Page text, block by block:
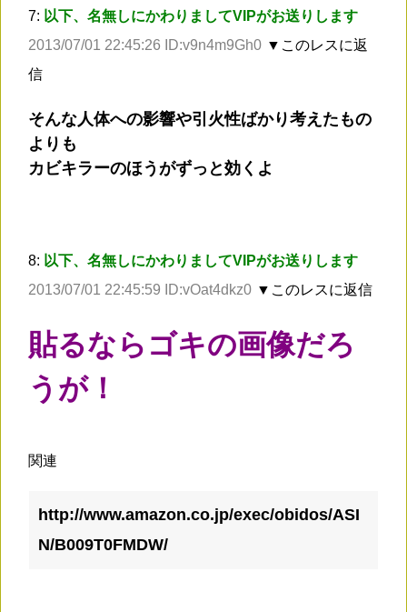
7: 以下、名無しにかわりましてVIPがお送りします
2013/07/01 22:45:26 ID:v9n4m9Gh0 ▼このレスに返
信
そんな人体への影響や引火性ばかり考えたもの
よりも
カビキラーのほうがずっと効くよ
8: 以下、名無しにかわりましてVIPがお送りします
2013/07/01 22:45:59 ID:vOat4dkz0 ▼このレスに返信
貼るならゴキの画像だろ
うが！
関連
http://www.amazon.co.jp/exec/obidos/ASI
N/B009T0FMDW/